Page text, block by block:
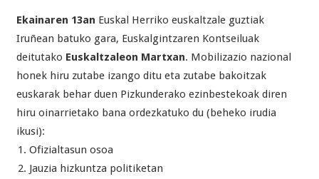
Ekainaren 13an Euskal Herriko euskaltzale guztiak
Iruñean batuko gara, Euskalgintzaren Kontseiluak
deitutako Euskaltzaleon Martxan. Mobilizazio nazional
honek hiru zutabe izango ditu eta zutabe bakoitzak
euskarak behar duen Pizkunderako ezinbestekoak diren
hiru oinarrietako bana ordezkatuko du (beheko irudia
ikusi):
Ofizialtasun osoa
Jauzia hizkuntza politiketan